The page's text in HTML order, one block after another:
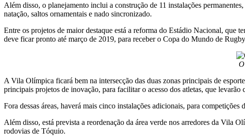
Além disso, o planejamento inclui a construção de 11 instalações
natação, saltos ornamentais e nado sincronizado.
Entre os projetos de maior destaque está a reforma do Estádio Nacional, que
deve ficar pronto até março de 2019, para receber o Copa do Mundo de
A Vila Olímpica ficará bem na intersecção das duas zonas principais de
principais projetos de inovação, para facilitar o acesso dos atletas, que
Fora dessas áreas, haverá mais cinco instalações adicionais, para
Além disso, está prevista a reordenação da área verde nos arredores da Vila
rodovias de Tóquio.